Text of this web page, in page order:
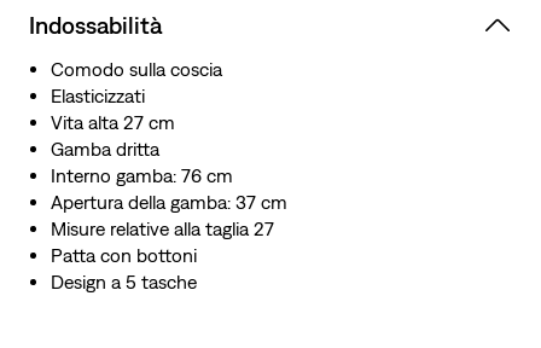
Indossabilità
Comodo sulla coscia
Elasticizzati
Vita alta 27 cm
Gamba dritta
Interno gamba: 76 cm
Apertura della gamba: 37 cm
Misure relative alla taglia 27
Patta con bottoni
Design a 5 tasche